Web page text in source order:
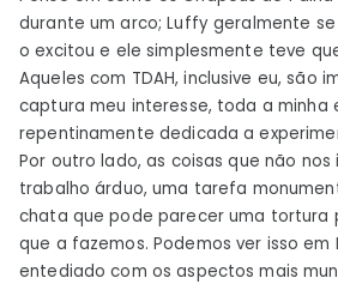
durante um arco; Luffy geralmente
o excitou e ele simplesmente teve
Aqueles com TDAH, inclusive eu, são
captura meu interesse, toda a minha
repentinamente dedicada a
Por outro lado, as coisas que não
trabalho árduo, uma tarefa
chata que pode parecer uma tortura
que a fazemos. Podemos ver isso
entediado com os aspectos mais